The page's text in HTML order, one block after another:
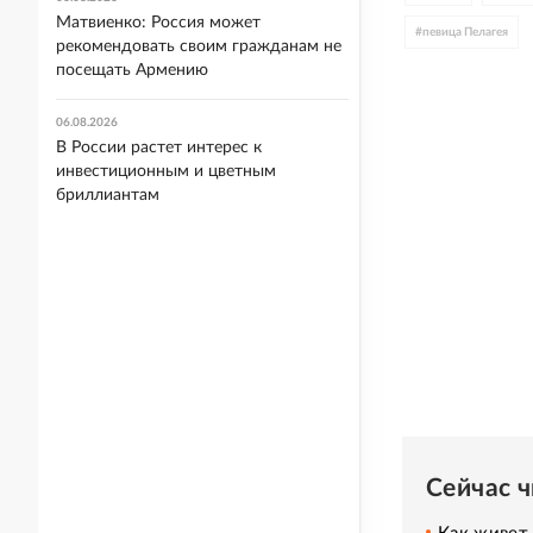
#певица Пелагея
Сейчас
Матвиенко: Россия может
рекомендовать своим гражданам не
посещать Армению
06.08.2026
В России растет интерес к
инвестиционным и цветным
бриллиантам